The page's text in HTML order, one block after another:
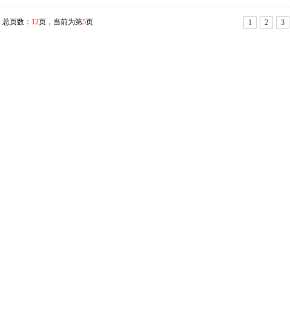
页数： 12页，当前为第5页 1 2 3